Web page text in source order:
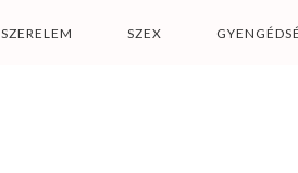
SZERELEM SZEX